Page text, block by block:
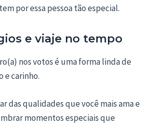
por essa pessoa tão especial.
e viaje no tempo
nos votos é uma forma linda de
e carinho.
das qualidades que você mais ama e
momentos especiais que